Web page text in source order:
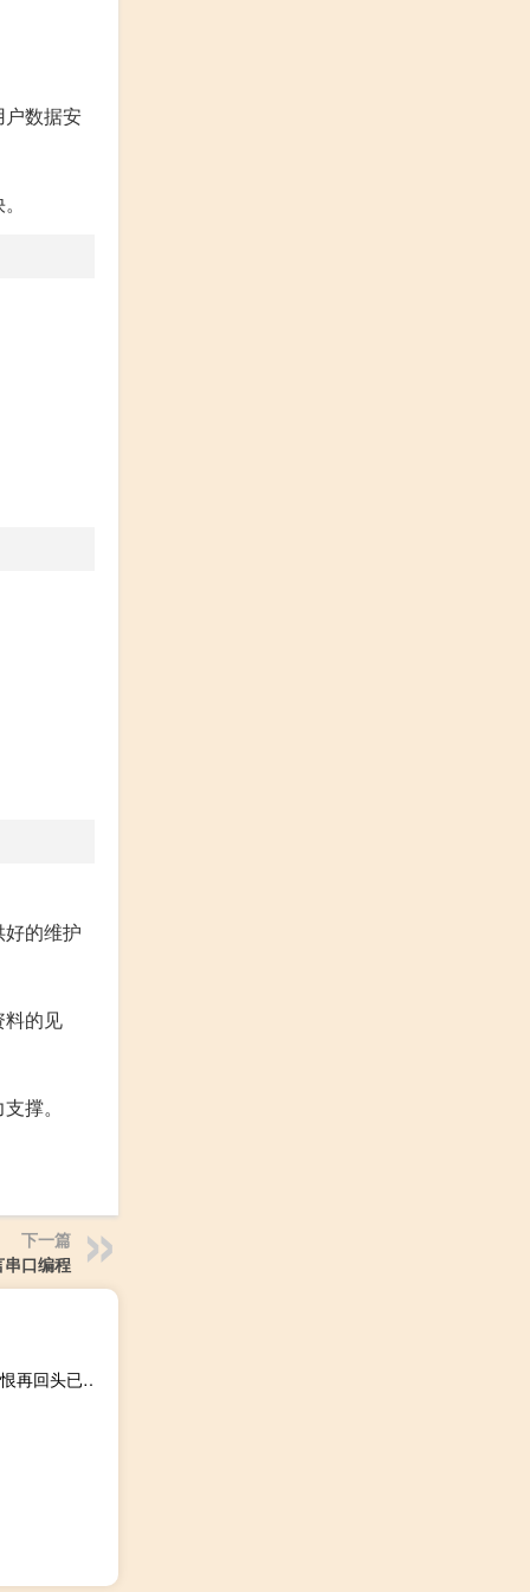
数据安
的维护
料的见
撑。
下一篇
口编程
一失足成千古恨再回头已百年身是谁的典故（一失足成千古恨再回头已百年身）